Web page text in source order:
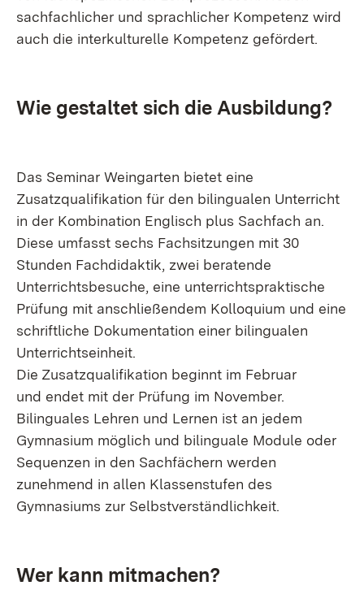
sachfachlicher und sprachlicher Kompetenz wird
auch die interkulturelle Kompetenz gefördert.
Wie gestaltet sich die Ausbildung?
Das Seminar Weingarten bietet eine
Zusatzqualifikation für den bilingualen Unterricht
in der Kombination Englisch plus Sachfach an.
Diese umfasst sechs Fachsitzungen mit 30
Stunden Fachdidaktik, zwei beratende
Unterrichtsbesuche, eine unterrichtspraktische
Prüfung mit anschließendem Kolloquium und eine
schriftliche Dokumentation einer bilingualen
Unterrichtseinheit.
Die Zusatzqualifikation beginnt im Februar
und endet mit der Prüfung im November.
Bilinguales Lehren und Lernen ist an jedem
Gymnasium möglich und bilinguale Module oder
Sequenzen in den Sachfächern werden
zunehmend in allen Klassenstufen des
Gymnasiums zur Selbstverständlichkeit.
Wer kann mitmachen?